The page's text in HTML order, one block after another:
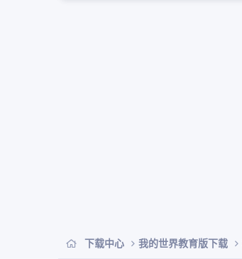
下载中心 我的世界教育版下载